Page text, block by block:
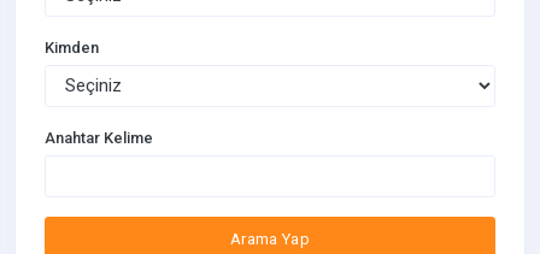
Kimden
Anahtar Kelime
Arama Yap